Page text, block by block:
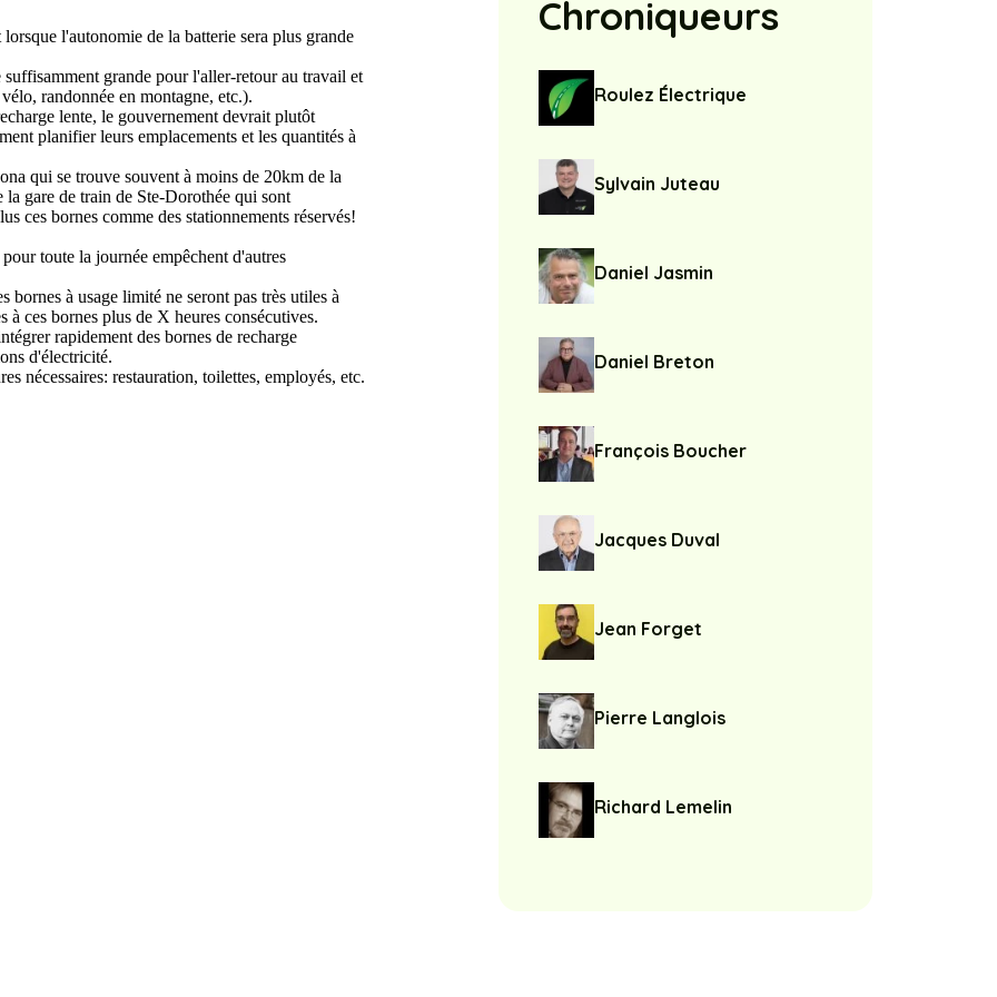
Chroniqueurs
Roulez Électrique
Sylvain Juteau
Daniel Jasmin
Daniel Breton
François Boucher
Jacques Duval
Jean Forget
Pierre Langlois
Richard Lemelin